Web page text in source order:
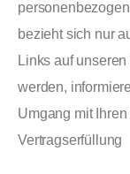
bezieht sich nur
Links auf
werden,
Umgang mit
Vertragserfüllung